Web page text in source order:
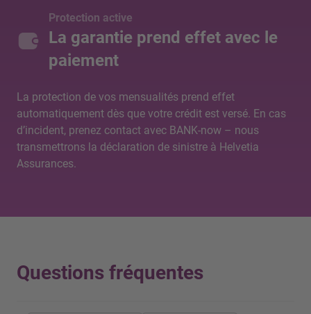
Protection active
La garantie prend effet avec le
paiement
La protection de vos mensualités prend effet
automatiquement dès que votre crédit est versé. En cas
d’incident, prenez contact avec BANK-now – nous
transmettrons la déclaration de sinistre à Helvetia
Assurances.
Questions fréquentes